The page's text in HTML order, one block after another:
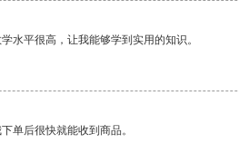
水平很高，让我能够学到实用的知识。
单后很快就能收到商品。